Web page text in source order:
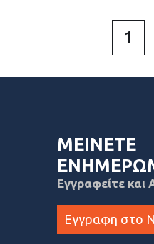
1
ΜΕΙΝΕΤΕ
Εγγραφείτε και
Εγγραφη στο